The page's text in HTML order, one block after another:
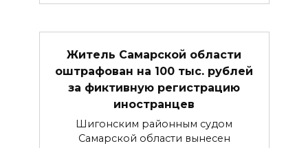
Житель Самарской области
оштрафован на 100 тыс. рублей
за фиктивную регистрацию
иностранцев
Шигонским районным судом
Самарской области вынесен